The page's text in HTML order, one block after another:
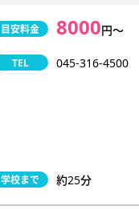
目安料金 8000円〜
TEL 045-316-4500
学校まで 約25分